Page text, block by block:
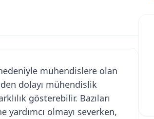
mühendislere olan
dolayı mühendislik
gösterebilir. Bazıları
yardımcı olmayı severken,